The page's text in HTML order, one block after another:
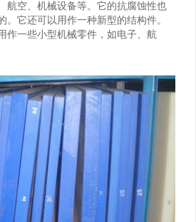
航空、机械设备等。它的抗腐蚀性也
。它还可以用作一种新型的结构件。
作一些小型机械零件，如电子、航